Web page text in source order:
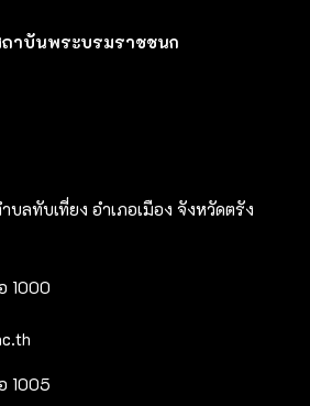
าบันพระบรมราชชนก
บลทับเที่ยง อำเภอเมือง จังหวัดตรัง
1000
1005